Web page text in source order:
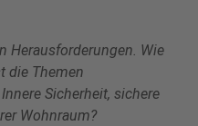
Herausforderungen. Wie
die Themen
Sicherheit, sichere
Wohnraum?